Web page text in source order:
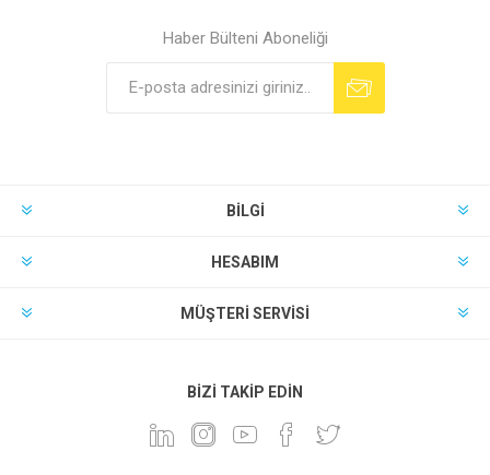
Haber Bülteni Aboneliği
BILGI
HESABIM
MÜŞTERI SERVISI
BIZI TAKIP EDIN